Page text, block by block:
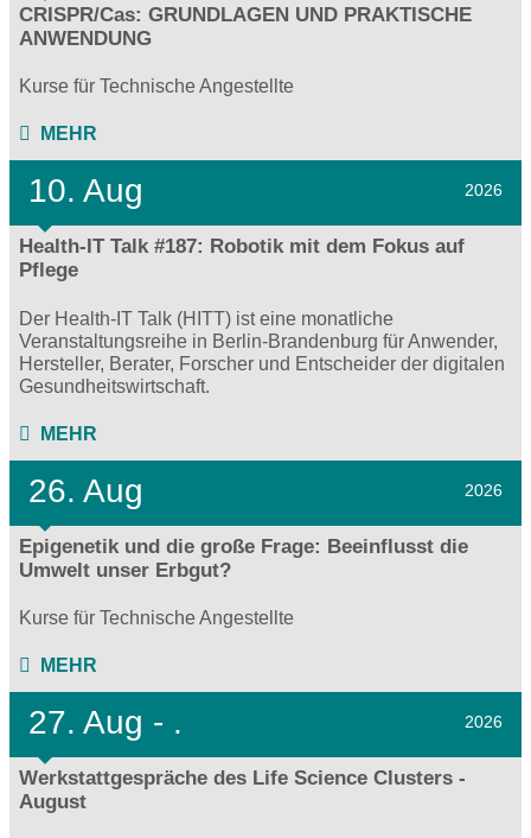
CRISPR/Cas: GRUNDLAGEN UND PRAKTISCHE
ANWENDUNG
Kurse für Technische Angestellte
MEHR
10. Aug 2026
Health-IT Talk #187: Robotik mit dem Fokus auf
Pflege
Der Health-IT Talk (HITT) ist eine monatliche
Veranstaltungsreihe in Berlin-Brandenburg für Anwender,
Hersteller, Berater, Forscher und Entscheider der digitalen
Gesundheitswirtschaft.
MEHR
26. Aug 2026
Epigenetik und die große Frage: Beeinflusst die
Umwelt unser Erbgut?
Kurse für Technische Angestellte
MEHR
27. Aug - . 2026
Werkstattgespräche des Life Science Clusters -
August